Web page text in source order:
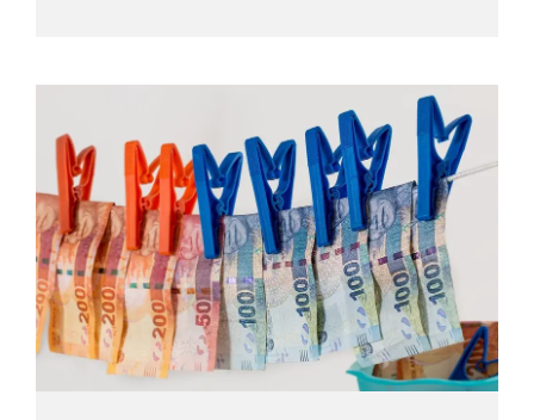
causa di una modifica dei rendimenti risalente al 1986,
precedente alla loro sottoscrizione, e di un timbro
che Poste aveva messo sopra la tabella, la quale
riportava un generico...